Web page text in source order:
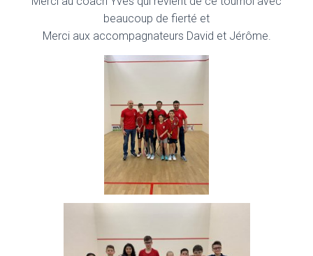
beaucoup de fierté et
Merci aux accompagnateurs David et Jérôme.